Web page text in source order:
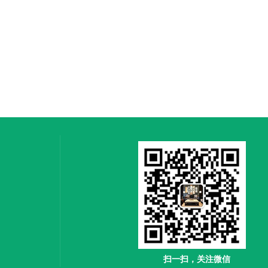
扫一扫，关注微信